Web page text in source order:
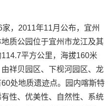
，2011年11月公布，宜州
质公园位于宜州市龙江及其
平方公里，海拔160米
祥贝园区、下枧河园区、龙
处地质遗迹点。园内喀斯特
性、优美性、自然性、系统